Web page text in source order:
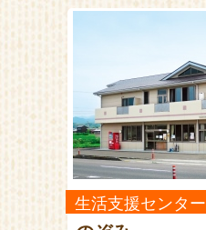
生活支援センター